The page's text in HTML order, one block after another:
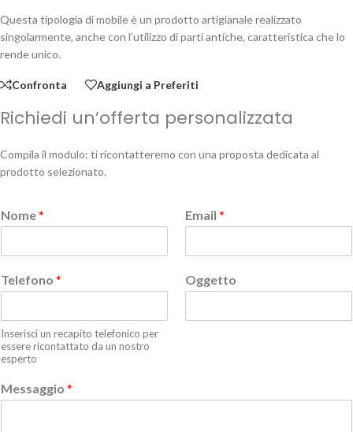
Questa tipologia di mobile è un prodotto artigianale realizzato
singolarmente, anche con l’utilizzo di parti antiche, caratteristica che lo
rende unico.
Confronta Aggiungi a Preferiti
Richiedi un’offerta personalizzata
Compila il modulo: ti ricontatteremo con una proposta dedicata al
prodotto selezionato.
Nome* Email *
Telefono *
Inserisci un recapito telefonico per
essere ricontattato da un nostro
esperto
Oggetto
Messaggio *